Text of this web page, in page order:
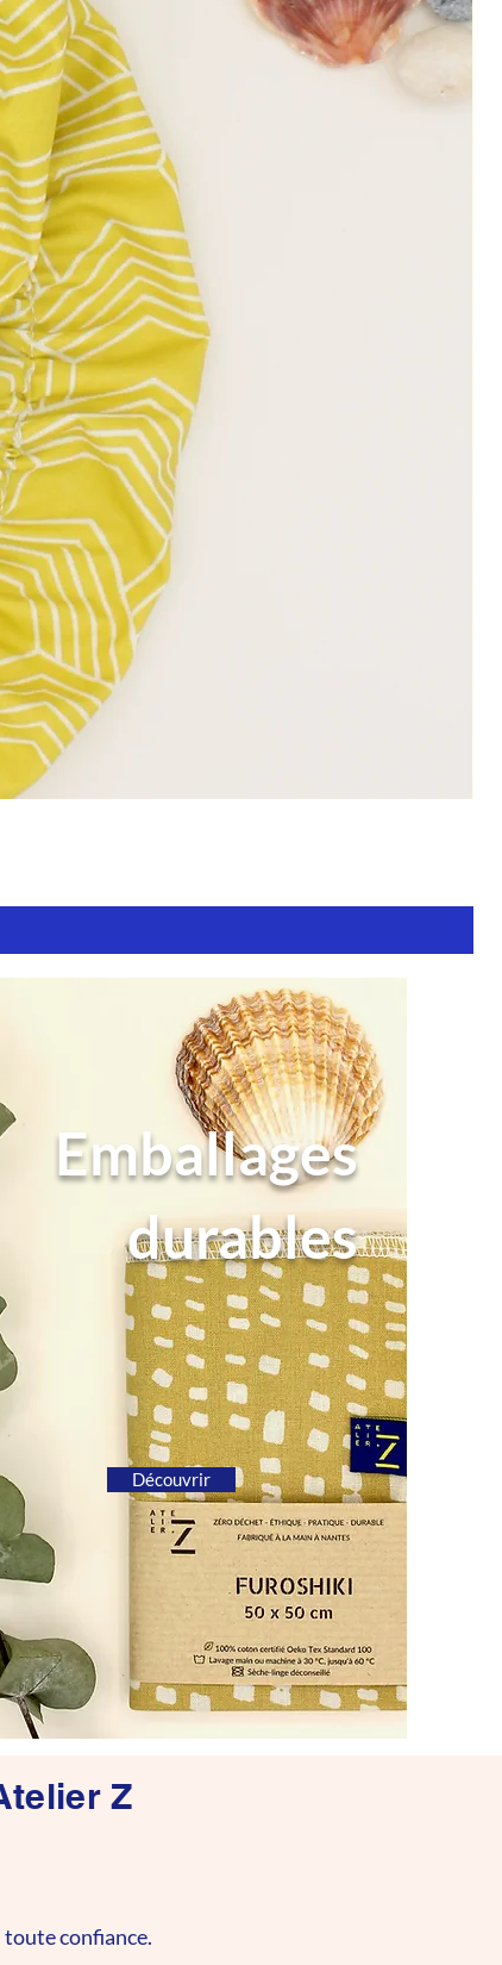
Emballages
durables
Découvrir
Z
confiance.